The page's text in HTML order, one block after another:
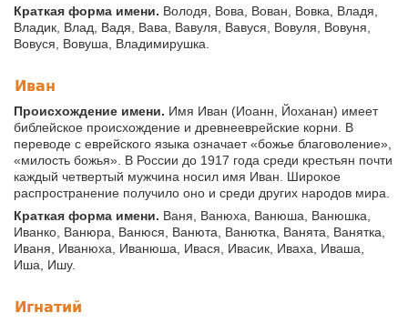
Краткая форма имени. Володя, Вова, Вован, Вовка, Владя,
Владик, Влад, Вадя, Вава, Вавуля, Вавуся, Вовуля, Вовуня,
Вовуся, Вовуша, Владимирушка.
Иван
Происхождение имени. Имя Иван (Иоанн, Йоханан) имеет
библейское происхождение и древнееврейские корни. В
переводе с еврейского языка означает «божье благоволение»,
«милость божья». В России до 1917 года среди крестьян почти
каждый четвертый мужчина носил имя Иван. Широкое
распространение получило оно и среди других народов мира.
Краткая форма имени. Ваня, Ванюха, Ванюша, Ванюшка,
Иванко, Ванюра, Ванюся, Ванюта, Ванютка, Ванята, Ванятка,
Иваня, Иванюха, Иванюша, Ивася, Ивасик, Иваха, Иваша,
Иша, Ишу.
Игнатий